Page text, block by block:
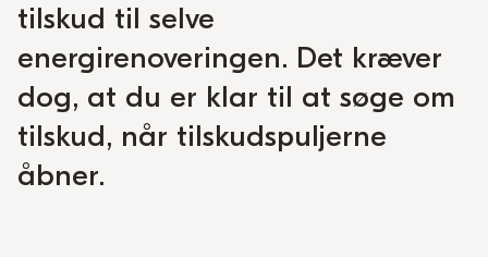
tilskud til selve
energirenoveringen. Det kræver
dog, at du er klar til at søge om
tilskud, når tilskudspuljerne
åbner.